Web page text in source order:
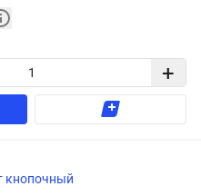
+
кнопочный